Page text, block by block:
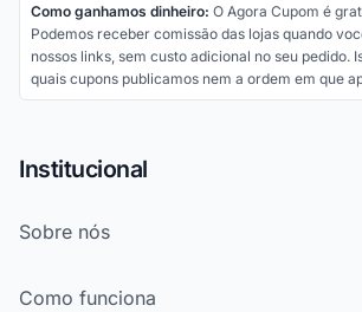
Como ganhamos dinheiro: O Agora Cupom é
Podemos receber comissão das lojas quando
nossos links, sem custo adicional no seu pedido.
quais cupons publicamos nem a ordem em que
Institucional
Sobre nós
Como funciona